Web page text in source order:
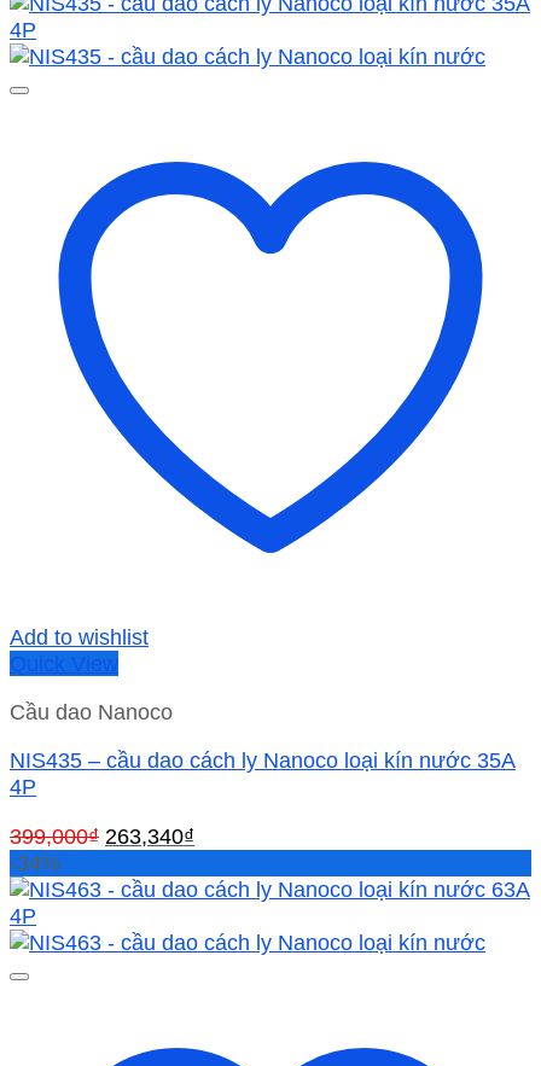
Add to wishlist
Quick View
Cầu dao Nanoco
NIS435 – cầu dao cách ly Nanoco loại kín nước 35A
4P
399,000₫ Giá
là:
263,340₫
tại
263,340₫.
-34%